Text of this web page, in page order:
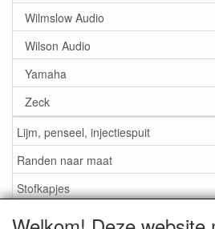
Wilmslow Audio
Wilson Audio
Yamaha
Zeck
Lijm, penseel, injectiespuit
Randen naar maat
Stofkapjes